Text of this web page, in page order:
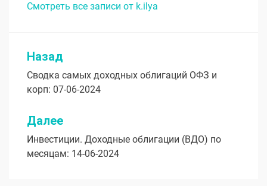
Смотреть все записи от k.ilya
Навигация
по
записям
Назад
Сводка самых доходных облигаций ОФЗ и
корп: 07-06-2024
Далее
Инвестиции. Доходные облигации (ВДО) по
месяцам: 14-06-2024